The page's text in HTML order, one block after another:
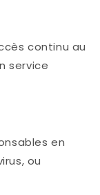
continu au
service
en
ou